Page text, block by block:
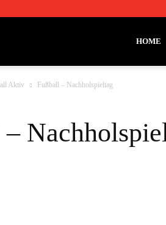
HOME
Aktiv Fußball – Nachholspieltag